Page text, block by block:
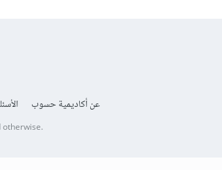
عن أكاديمية حسوب